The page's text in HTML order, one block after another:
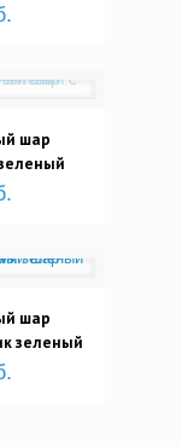
шар
шар
зеленый